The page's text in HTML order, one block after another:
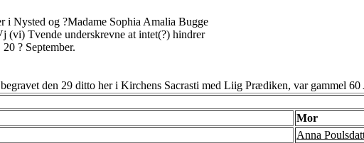
Nysted og ?Madame Sophia Amalia Bugge
(vi) Tvende underskrevne at intet(?) hindrer
? September.
den 29 ditto her i Kirchens Sacrasti med Liig Prædiken, var gammel 60
Mor
Anna